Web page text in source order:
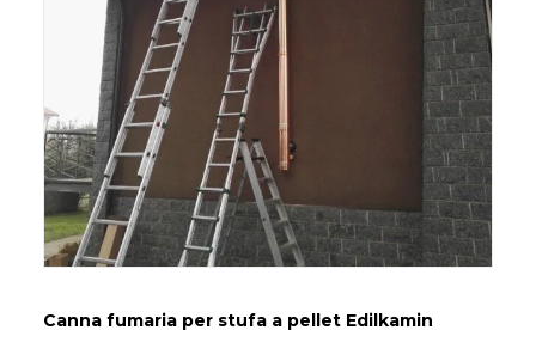
Canna fumaria per stufa a pellet Edilkamin